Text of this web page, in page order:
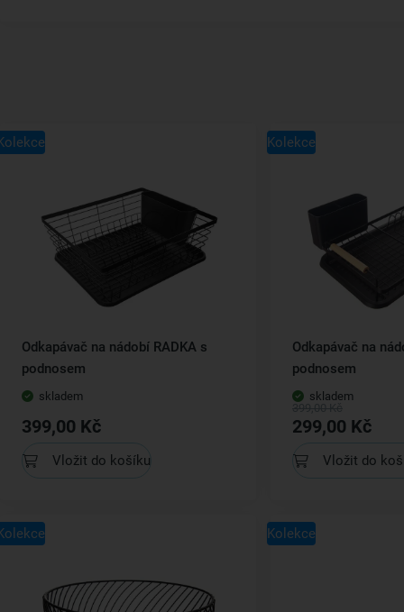
Odkapávač na nádobí RADKA s
podnosem
skladem
399,00 Kč
Vložit do košíku
Kolekce
Odkapávač na
podnosem
skladem
299,00 Kč
Vložit do
Kolekce